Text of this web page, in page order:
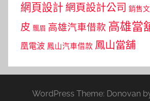
網頁設計 網頁設計公司 銷售
皮 飄眉 高雄汽車借款 高雄當
凰電波 鳳山汽車借款 鳳山當舖
WordPress Theme: Donovan